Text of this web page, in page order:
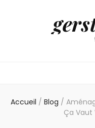
Accueil / Blog /
Ça Vaut